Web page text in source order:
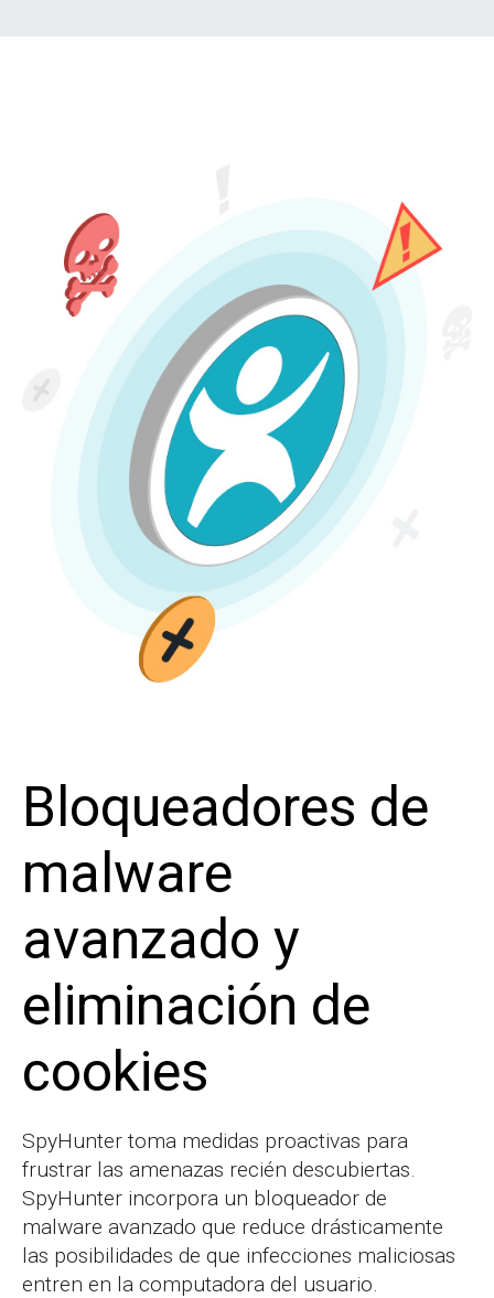
Bloqueadores de
malware
avanzado y
eliminación de
cookies
SpyHunter toma medidas proactivas para
frustrar las amenazas recién descubiertas.
SpyHunter incorpora un bloqueador de
malware avanzado que reduce drásticamente
las posibilidades de que infecciones maliciosas
entren en la computadora del usuario.